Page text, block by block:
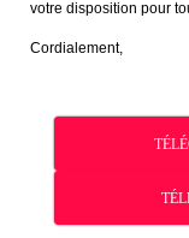
votre disposition pour
Cordialement,